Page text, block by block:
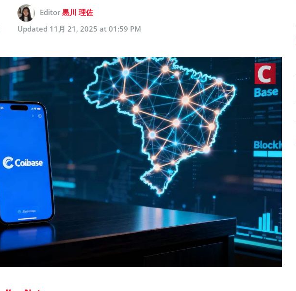
Editor 黒川 理佐
Updated 11月 21, 2025 at 01:59 PM